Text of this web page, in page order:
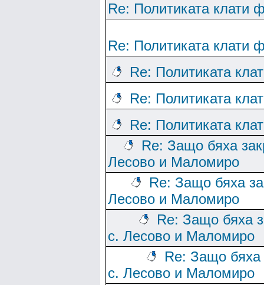
Re: Политиката клати
Re: Политиката клати
Re: Политиката
Re: Политиката
Re: Политиката
Re: Защо бяха
Лесово и Маломиро
Re: Защо бяха
Лесово и Маломиро
Re: Защо бяха
с. Лесово и Маломиро
Re: Защо бяха
с. Лесово и Маломиро